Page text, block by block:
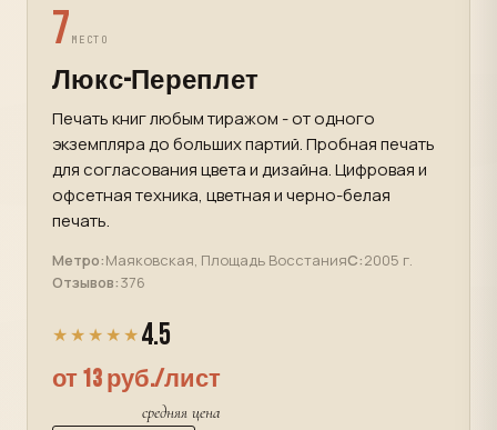
7 МЕСТО
Люкс-Переплет
Печать книг любым тиражом - от одного
экземпляра до больших партий. Пробная печать
для согласования цвета и дизайна. Цифровая и
офсетная техника, цветная и черно-белая
печать.
Метро:Маяковская, Площадь ВосстанияС:2005 г.
Отзывов:376
★★★★★ 4.5
от 13 руб./лист
средняя цена